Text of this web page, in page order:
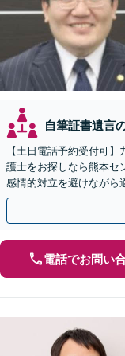
自筆証書遺言
【土日電話予約受付可
護士をお探しなら熊本セ
感情的対立を避けながら
付可】【休日・夜間相談
電話でお問い